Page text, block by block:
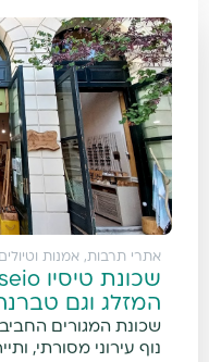
אתרי תרבות, אמנות וטיולים
המזלג וגם
שכונת המגורים
נוף עירוני מסורתי,